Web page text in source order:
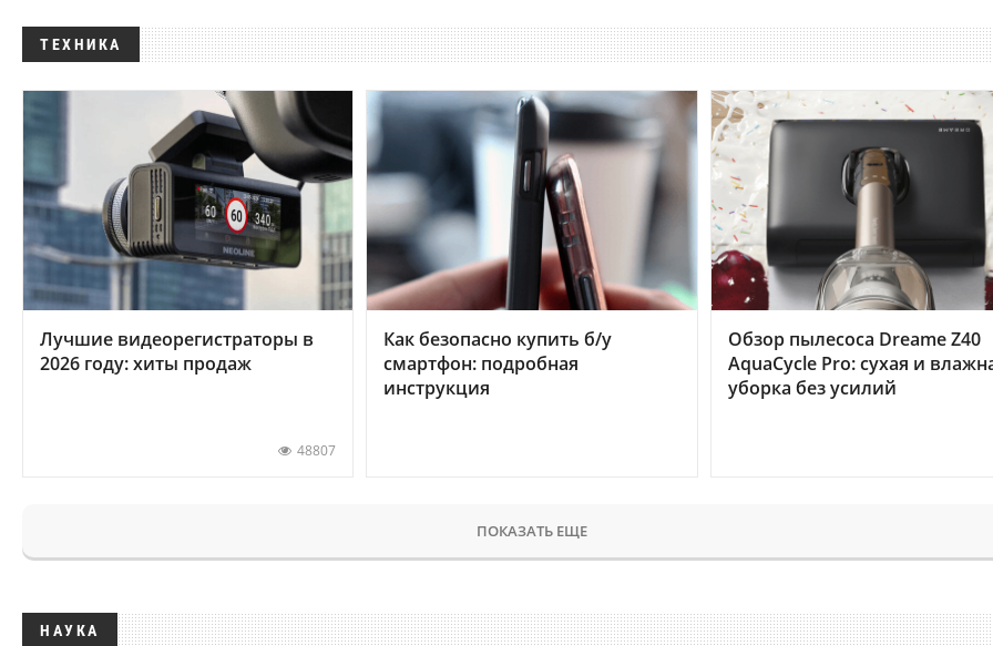
ТЕХНИКА
Лучшие видеорегистраторы в
2026 году: хиты продаж
48807
Как безопасно купить б/у
смартфон: подробная
инструкция
Обзор пылесоса Dreame Z40
AquaCycle Pro: сухая и
уборка без усилий
ПОКАЗАТЬ ЕЩЕ
НАУКА